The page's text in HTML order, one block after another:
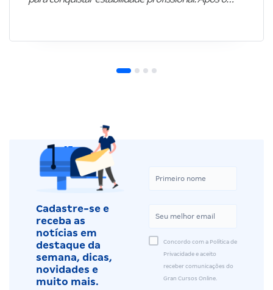
Cadastre-se e
receba as
notícias em
destaque da
semana, dicas,
novidades e
muito mais.
Concordo com a Política de
Privacidade e aceito
receber comunicações do
Gran Cursos Online.